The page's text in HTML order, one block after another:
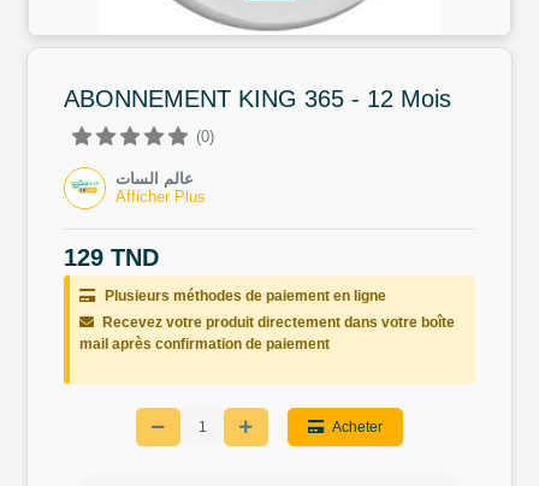
ABONNEMENT KING 365 - 12 Mois
(0)
عالم السات
Afficher Plus
129 TND
Plusieurs méthodes de paiement en ligne
Recevez votre produit directement dans votre boîte
mail après confirmation de paiement
Acheter